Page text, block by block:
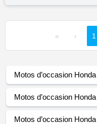
« ‹ 1
Motos d’occasion
Motos d’occasion
Motos d’occasion